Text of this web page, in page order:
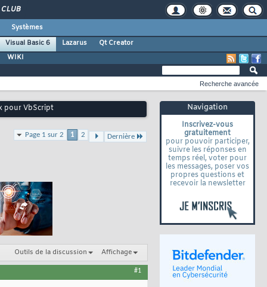
CLUB
Systèmes
Visual Basic 6
Lazarus
Qt Creator
WIKI
Navigation
Inscrivez-vous
gratuitement
pour pouvoir participer,
suivre les réponses en
temps réel, voter pour
les messages, poser vos
propres questions et
recevoir la newsletter
Recherche avancée
pour VbScript
Page 1 sur 2 1 2 Dernière
Outils de la discussion Affichage
#1